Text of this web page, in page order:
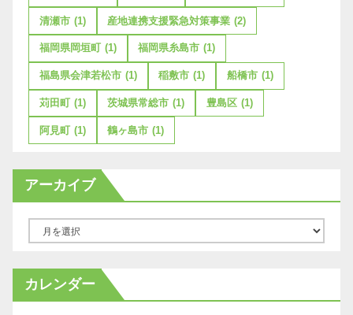
清瀬市 (1) 産地連携支援緊急対策事業 (2)
福岡県岡垣町 (1) 福岡県糸島市 (1)
福島県会津若松市 (1) 稲敷市 (1) 船橋市 (1)
苅田町 (1) 茨城県常総市 (1) 豊島区 (1)
阿見町 (1) 鶴ヶ島市 (1)
アーカイブ
カ
イ
カレンダー